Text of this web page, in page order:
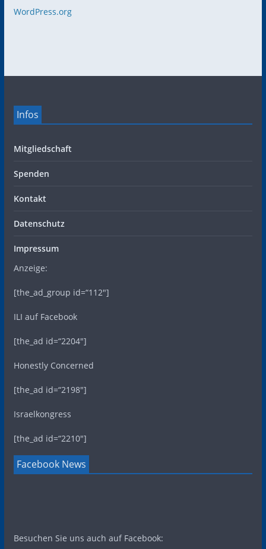
WordPress.org
Infos
Mitgliedschaft
Spenden
Kontakt
Datenschutz
Impressum
Anzeige:
[the_ad_group id=“112″]
ILI auf Facebook
[the_ad id=“2204″]
Honestly Concerned
[the_ad id=“2198″]
Israelkongress
[the_ad id=“2210″]
Facebook News
Besuchen Sie uns auch auf Facebook: